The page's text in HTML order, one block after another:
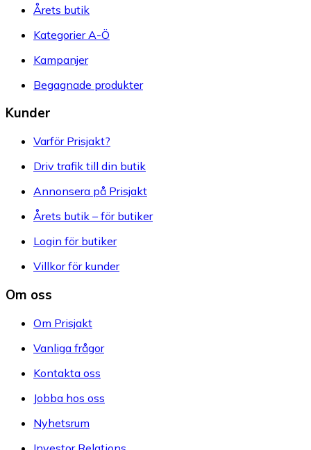
Årets butik
Kategorier A-Ö
Kampanjer
Begagnade produkter
Kunder
Varför Prisjakt?
Driv trafik till din butik
Annonsera på Prisjakt
Årets butik – för butiker
Login för butiker
Villkor för kunder
Om oss
Om Prisjakt
Vanliga frågor
Kontakta oss
Jobba hos oss
Nyhetsrum